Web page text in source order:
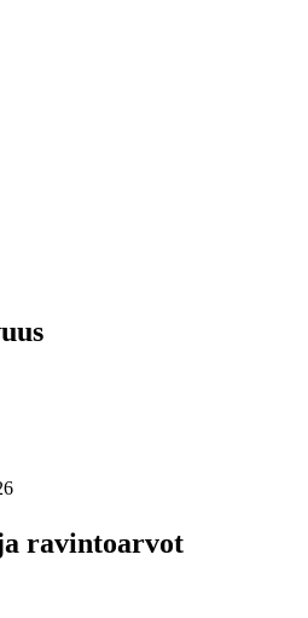
ravintoarvot